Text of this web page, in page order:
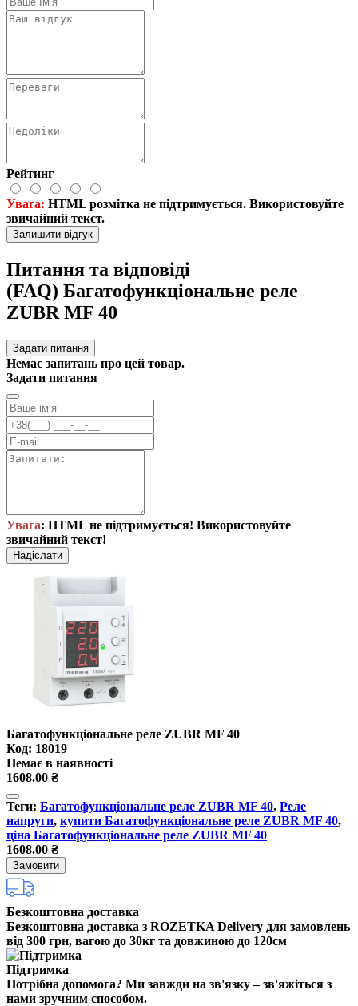
Рейтинг
Увага: HTML розмітка не підтримується. Використовуйте
звичайний текст.
Залишити відгук
Питання та відповіді
(FAQ) Багатофункціональне реле
ZUBR MF 40
Задати питання
Немає запитань про цей товар.
Задати питання
Увага: HTML не підтримується! Використовуйте
звичайний текст!
Надіслати
Багатофункціональне реле ZUBR MF 40
Код: 18019
Немає в наявності
1608.00 ₴
Теги: Багатофункціональне реле ZUBR MF 40, Реле
напруги, купити Багатофункціональне реле ZUBR MF 40,
ціна Багатофункціональне реле ZUBR MF 40
1608.00 ₴
Замовити
Безкоштовна доставка
Безкоштовна доставка з ROZETKA Delivery для замовлень
від 300 грн, вагою до 30кг та довжиною до 120см
Підтримка
Потрібна допомога? Ми завжди на зв'язку – зв'яжіться з
нами зручним способом.